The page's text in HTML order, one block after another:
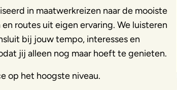
in maatwerkreizen naar de mooiste
routes uit eigen ervaring. We luisteren
bij jouw tempo, interesses en
jij alleen nog maar hoeft te genieten.
op het hoogste niveau.